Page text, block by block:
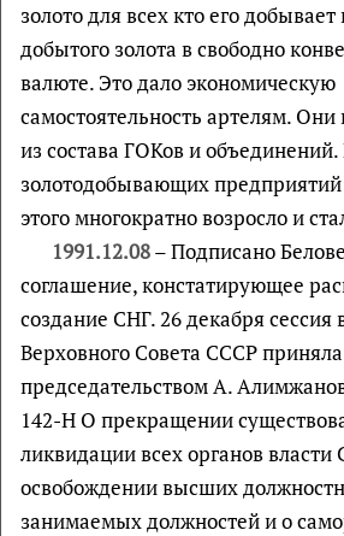
золото для всех кто его добывает
добытого золота в свободно
валюте. Это дало экономическую
самостоятельность артелям.
из состава ГОКов и объединений.
золотодобывающих предприятий
этого многократно возросло и
1991.12.08– Подписано
соглашение, констатирующее
создание СНГ. 26 декабря сессия
Верховного Совета СССР
председательством А.
142-Н О прекращении
ликвидации всех органов власти
освобождении высших
занимаемых должностей и о